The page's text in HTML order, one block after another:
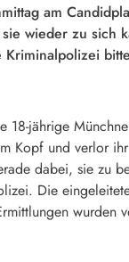
am
wieder zu sich
18-jährige
Kopf und verlor
dabei, sie zu
Die